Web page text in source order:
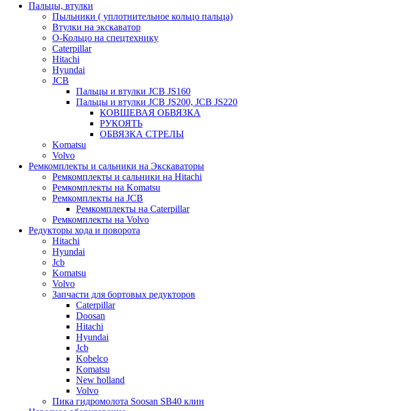
Пальцы, втулки
Пыльники ( уплотнительное кольцо пальца)
Втулки на экскаватор
О-Кольцо на спецтехнику
Caterpillar
Hitachi
Hyundai
JCB
Пальцы и втулки JCB JS160
Пальцы и втулки JCB JS200, JCB JS220
КОВШЕВАЯ ОБВЯЗКА
РУКОЯТЬ
ОБВЯЗКА СТРЕЛЫ
Komatsu
Volvo
Ремкомплекты и сальники на Экскаваторы
Ремкомплекты и сальники на Hitachi
Ремкомплекты на Komatsu
Ремкомплекты на JCB
Ремкомплекты на Caterpillar
Ремкомплекты на Volvo
Редукторы хода и поворота
Hitachi
Hyundai
Jcb
Komatsu
Volvo
Запчасти для бортовых редукторов
Caterpillar
Doosan
Hitachi
Hyundai
Jcb
Kobelco
Komatsu
New holland
Volvo
Пика гидромолота Soosan SB40 клин